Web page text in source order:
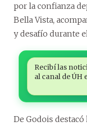
por la confianza
Bella Vista,
y desafío durante
Recibí las
al canal de ÚH
De Godois destacó